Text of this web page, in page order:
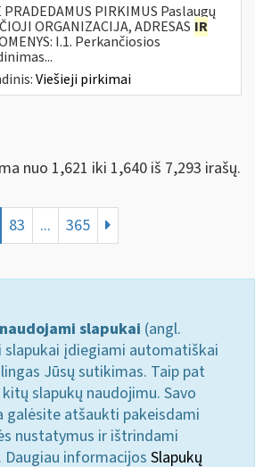
PIRKIMUS Paslaugų
ORGANIZACIJA, ADRESAS IR
I.1. Perkančiosios
Viešieji pirkimai
nuo 1,621 iki 1,640 iš 7,293 irašų.
83 ... 365
slapukai (angl.
slapukai įdiegiami automatiškai
Jūsų sutikimas. Taip pat
slapukų naudojimu. Savo
galėsite atšaukti pakeisdami
nustatymus ir ištrindami
Daugiau informacijos Slapukų